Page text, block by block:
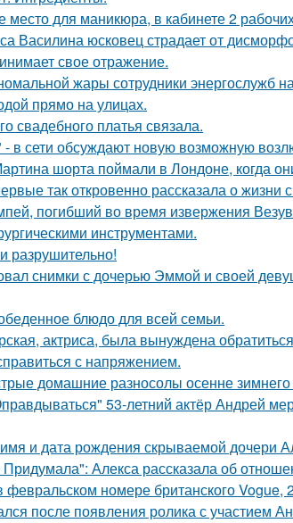
место для маникюра, в кабинете 2
Василина юсковец страдает от
свое отражение.
жары сотрудники энергослужб
прямо на улицах.
свадебного платья связала.
в сети обсуждают новую возможную
шорта поймали в Лондоне, когда
так откровенно рассказала о жизни
погибший во время извержения
инструментами.
разрушительно!
снимки с дочерью Эммой и своей
блюдо для всей семьи.
актриса, была вынуждена
с напряжением.
домашние разносолы осенне зимнего
53-летний актёр Андрей
и дата рождения скрываемой дочери
Алекса рассказала об
февральском номере британского Vogue,
после появления ролика с участием